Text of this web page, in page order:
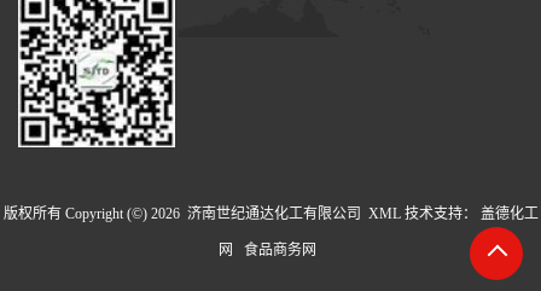
版权所有 Copyright (©) 2026 济南世纪通达化工有限公司 XML技术支持： 盖德化工
网 食品商务网